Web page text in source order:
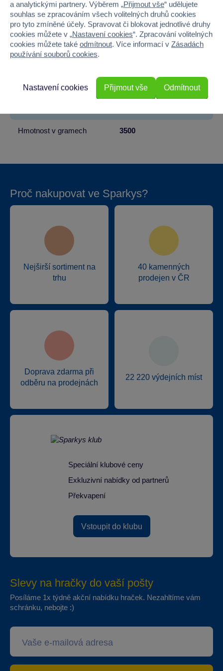
Pohlaví HOLKA
Barva RŮŽOVÁ
Výška 0
Hmotnost v gramech 3500
Proč nakupovat ve Sparkys?
Nejširší sortiment na
trhu
40 kamenných
prodejen v ČR
Doprava zdarma při
odběru na prodejnách
22 220 výdejních míst
Speciální klubové ceny
Exkluzivní nabídky od partnerů
Překvapení
Vstoupit do klubu
Slevy na hračky do vaší pošty
Posíláme 1x týdně akční nabídku hraček. Nezahltíme vám
schránku, nebojte :)
a analytickými partnery. Výběrem „Přijmout vše“ udělujete
souhlas se zpracováním všech volitelných druhů cookies
pro tyto zmíněné účely. Spravovat či blokovat jednotlivé druhy
cookies můžete v „Nastavení cookies“. Zpracování volitelných
cookies můžete také odmítnout. Více informací v Zásadách
používání souborů cookies.
Odmítnout
Nastavení cookies Přijmout vše